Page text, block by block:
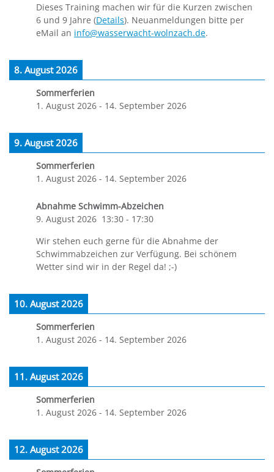
Dieses Training machen wir für die Kurzen zwischen
6 und 9 Jahre (Details). Neuanmeldungen bitte per
eMail an info@wasserwacht-wolnzach.de.
8. August 2026
Sommerferien
1. August 2026 - 14. September 2026
9. August 2026
Sommerferien
1. August 2026 - 14. September 2026
Abnahme Schwimm-Abzeichen
9. August 2026 13:30 - 17:30
Wir stehen euch gerne für die Abnahme der
Schwimmabzeichen zur Verfügung. Bei schönem
Wetter sind wir in der Regel da! ;-)
10. August 2026
Sommerferien
1. August 2026 - 14. September 2026
11. August 2026
Sommerferien
1. August 2026 - 14. September 2026
12. August 2026